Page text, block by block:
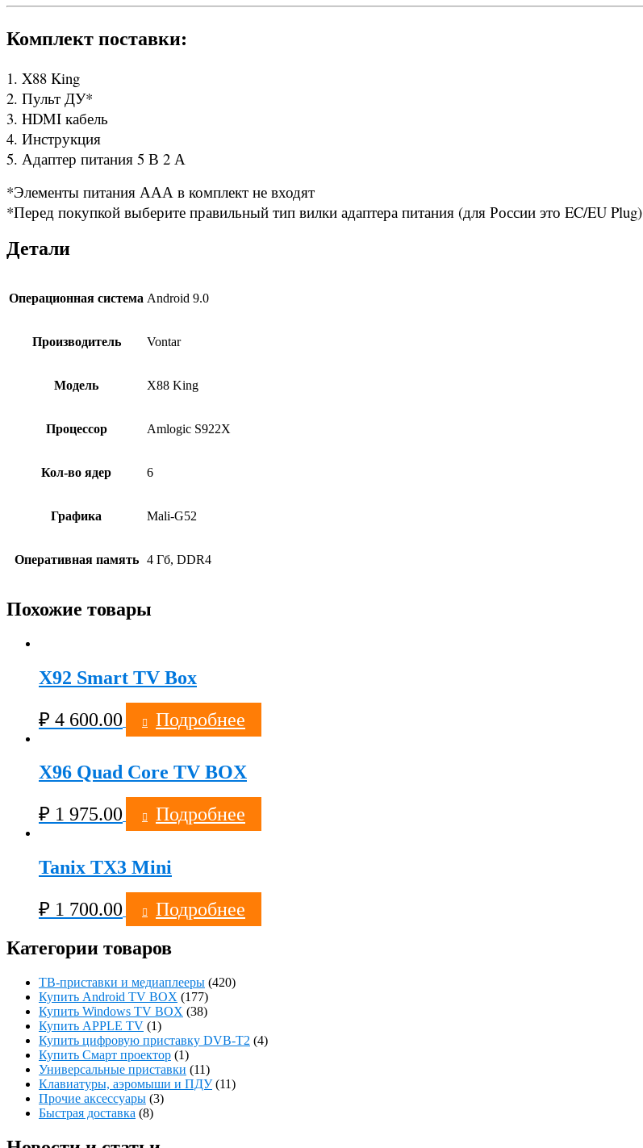
Комплект поставки:
1. X88 King
2. Пульт ДУ*
3. HDMI кабель
4. Инструкция
5. Адаптер питания 5 В 2 А
*Элементы питания ААА в комплект не входят
*Перед покупкой выберите правильный тип вилки адаптера питания (для России это EC/EU Plug)
Детали
Операционная система Android 9.0
Производитель Vontar
Модель X88 King
Процессор Amlogic S922X
Кол-во ядер 6
Графика Mali-G52
Оперативная память 4 Гб, DDR4
Похожие товары
X92 Smart TV Box
₽ 4 600.00 Подробнее
X96 Quad Core TV BOX
₽ 1 975.00 Подробнее
Tanix TX3 Mini
₽ 1 700.00
Подробнее
Категории товаров
ТВ-приставки и медиаплееры (420)
Купить Android TV BOX (177)
Купить Windows TV BOX (38)
Купить APPLE TV (1)
Купить цифровую приставку DVB-T2 (4)
Купить Смарт проектор (1)
Универсальные приставки (11)
Клавиатуры, аэромыши и ПДУ (11)
Прочие аксессуары (3)
Быстрая доставка (8)